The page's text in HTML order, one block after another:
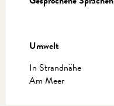
Umwelt
Umwelt
In Strandnähe
Am Meer